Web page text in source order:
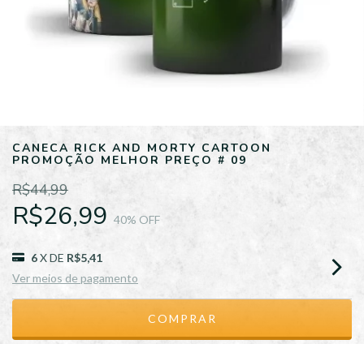
CANECA RICK AND MORTY CARTOON
PROMOÇÃO MELHOR PREÇO # 09
R$44,99
R$26,99 40% OFF
6X DE R$5,41
Ver meios de pagamento